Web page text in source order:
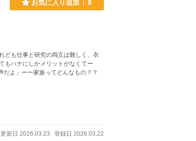
お気に入り追加 8
ども仕事と研究の両立は難しく、衣
もハナにしかメリットがなくてー
よ」ーー家族ってどんなもの？？
新日 2026.03.23 登録日 2026.03.22